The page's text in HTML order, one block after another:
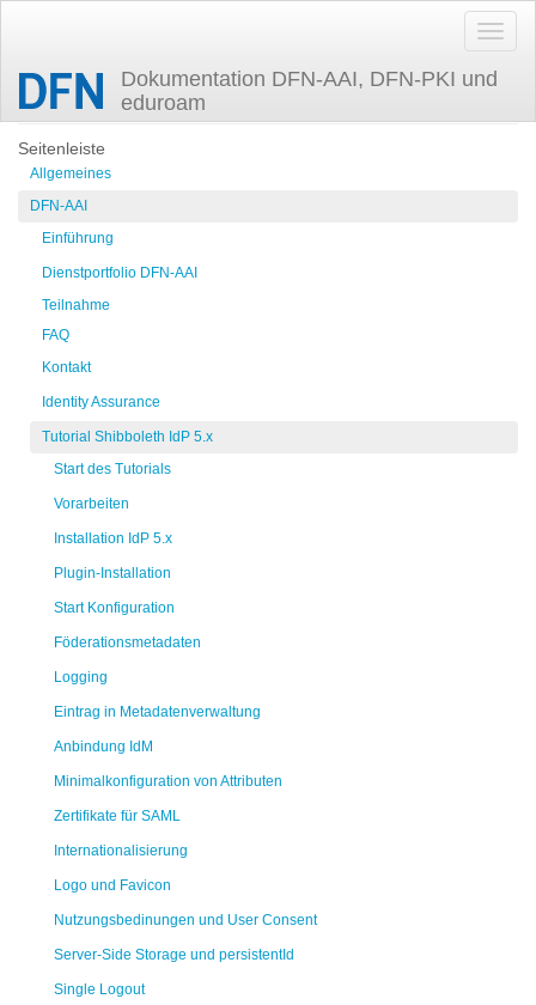
Dokumentation DFN-AAI, DFN-PKI und
eduroam
Zuletzt angesehen prepare-java
Seitenleiste
Allgemeines
DFN-AAI
Einführung
Dienstportfolio DFN-AAI
Teilnahme
FAQ
Kontakt
Identity Assurance
Tutorial Shibboleth IdP 5.x
Start des Tutorials
Vorarbeiten
Installation IdP 5.x
Plugin-Installation
Start Konfiguration
Föderationsmetadaten
Logging
Eintrag in Metadatenverwaltung
Anbindung IdM
Minimalkonfiguration von Attributen
Zertifikate für SAML
Internationalisierung
Logo und Favicon
Nutzungsbedinungen und User Consent
Server-Side Storage und persistentId
Single Logout